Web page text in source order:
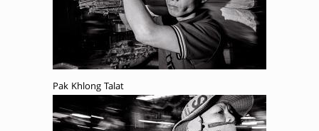
Pak Khlong Talat